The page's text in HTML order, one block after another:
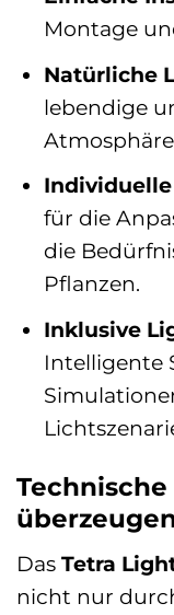
Montage
Natürliche
lebendige
für die
die
Pflanzen.
Inklusive
Intelligente
Das Tetra
nicht nur